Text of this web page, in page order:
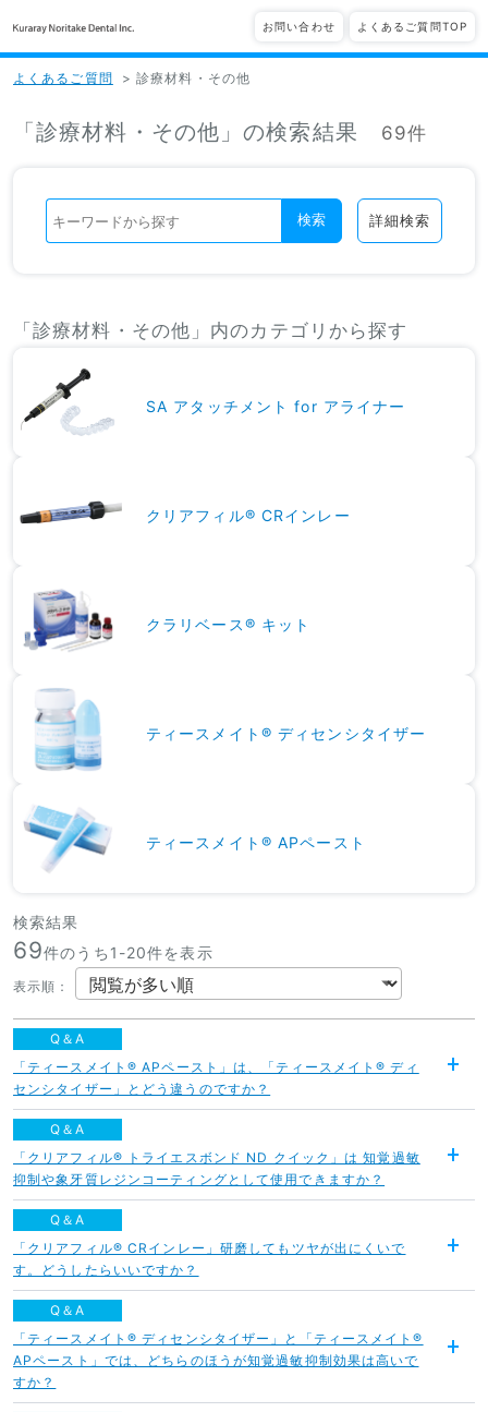
お問い合わせ よくあるご質問TOP
よくあるご質問 > 診療材料・その他
「診療材料・その他」の検索結果 69件
検索 詳細検索
「診療材料・その他」内のカテゴリから探す
SA アタッチメント for アライナー
クリアフィル® CRインレー
クラリベース® キット
ティースメイト® ディセンシタイザー
ティースメイト® APペースト
検索結果
69件のうち1-20件を表示
表示順 ：
Q＆A
「ティースメイト® APペースト」は、「ティースメイト® ディ
センシタイザー」とどう違うのですか？
く
Q＆A
「クリアフィル® トライエスボンド ND クイック」は 知覚過敏
抑制や象牙質レジンコーティングとして使用できますか？
く
Q＆A
「クリアフィル® CRインレー」研磨してもツヤが出にくいで
す。どうしたらいいですか？
く
Q＆A
「ティースメイト® ディセンシタイザー」と「ティースメイト®
APペースト」では、どちらのほうが知覚過敏抑制効果は高いで
すか？